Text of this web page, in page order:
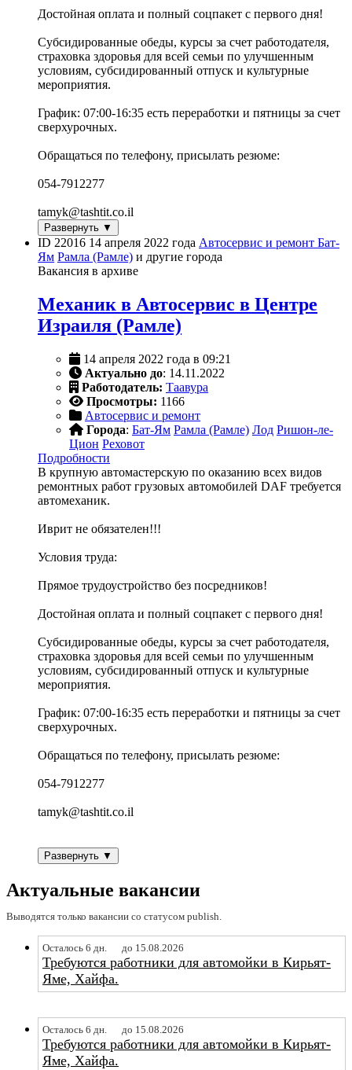
Достойная оплата и полный соцпакет с первого дня!
Субсидированные обеды, курсы за счет работодателя,
страховка здоровья для всей семьи по улучшенным
условиям, субсидированный отпуск и культурные
мероприятия.
График: 07:00-16:35 есть переработки и пятницы за счет
сверхурочных.
Обращаться по телефону, присылать резюме:
054-7912277
tamyk@tashtit.co.il
Развернуть ▼
ID 22016 14 апреля 2022 года Автосервис и ремонт Бат-
Ям Рамла (Рамле) и другие города
Вакансия в архиве
Механик в Автосервис в Центре
Израиля (Рамле)
14 апреля 2022 года в 09:21
Актуально до: 14.11.2022
Работодатель: Таавура
Просмотры: 1166
Автосервис и ремонт
Города: Бат-Ям Рамла (Рамле) Лод Ришон-ле-
Цион Реховот
Подробности
В крупную автомастерскую по оказанию всех видов
ремонтных работ грузовых автомобилей DAF требуется
автомеханик.
Иврит не обязателен!!!
Условия труда:
Прямое трудоустройство без посредников!
Достойная оплата и полный соцпакет с первого дня!
Субсидированные обеды, курсы за счет работодателя,
страховка здоровья для всей семьи по улучшенным
условиям, субсидированный отпуск и культурные
мероприятия.
График: 07:00-16:35 есть переработки и пятницы за счет
сверхурочных.
Обращаться по телефону, присылать резюме:
054-7912277
tamyk@tashtit.co.il
Развернуть ▼
Актуальные вакансии
Выводятся только вакансии со статусом publish.
Осталось 6 дн. до 15.08.2026
Требуются работники для автомойки в Кирьят-
Яме, Хайфа.
Осталось 6 дн. до 15.08.2026
Требуются работники для автомойки в Кирьят-
Яме, Хайфа.